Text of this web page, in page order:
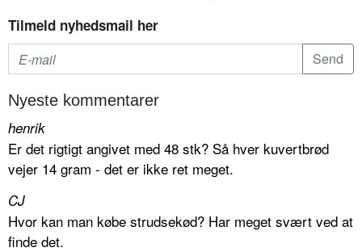
Tilmeld nyhedsmail her
Nyeste kommentarer
henrik
Er det rigtigt angivet med 48 stk? Så hver kuvertbrød
vejer 14 gram - det er ikke ret meget.
CJ
Hvor kan man købe strudsekød? Har meget svært ved at
finde det.